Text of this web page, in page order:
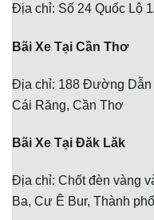
Địa chỉ: Số 24 Quốc Lộ
Bãi Xe Tại Cần Thơ
Địa chỉ: 188 Đường Dẫn
Cái Răng, Cần Thơ
Bãi Xe Tại Đăk Lăk
Địa chỉ: Chốt đèn vàng
Ba, Cư Ê Bur, Thành